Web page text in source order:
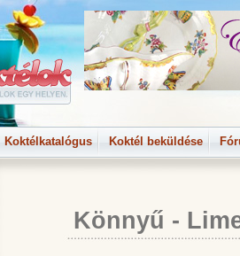
Koktélkatalógus Koktél beküldése
Könnyű -